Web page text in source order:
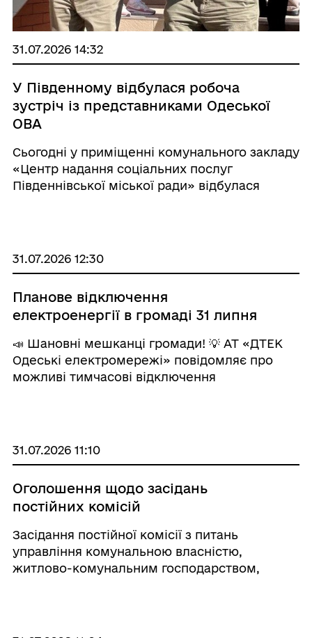
31.07.2026 14:32
У Південному відбулася робоча
зустріч із представниками Одеської
ОВА
Сьогодні у приміщенні комунального закладу
«Центр надання соціальних послуг
Південнівської міської ради» відбулася
державної адміністр ...
31.07.2026 12:30
Планове відключення
електроенергії в громаді 31 липня
📣 Шановні мешканці громади! 💡 АТ «ДТЕК
Одеські електромережі» повідомляє про
можливі тимчасові відключення
31.07.2026 11:10
Оголошення щодо засідань
постійних комісій
Засідання постійної комісії з питань
управління комунальною власністю,
житлово-комунальним господарством,
фінансово-ек ...